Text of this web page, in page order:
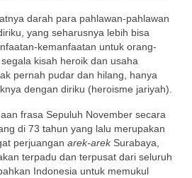
darah para pahlawan-pahlawan
yang seharusnya lebih bisa
kemanfaatan untuk orang-
kisah heroik dan usaha
pernah pudar dan hilang, hanya
dengan diriku (heroisme jariyah).
frasa Sepuluh November secara
di 73 tahun yang lalu merupakan
perjuangan arek-arekSurabaya,
terpadu dan terpusat dari seluruh
Indonesia untuk memukul